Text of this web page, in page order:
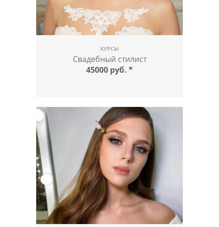
КУРСЫ
Свадебный стилист
45000 руб. *